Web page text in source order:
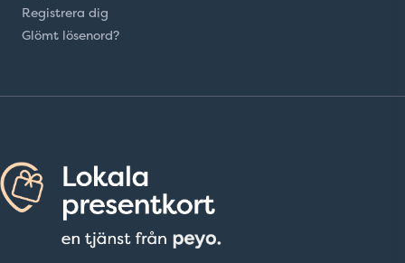
Registrera dig
Glömt lösenord?